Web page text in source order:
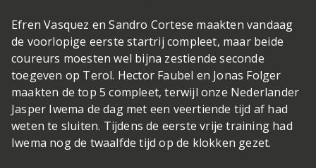
Efren Vasquez en Sandro Cortese maakten vandaag
de voorlopige eerste startrij compleet, maar beide
coureurs moesten wel bijna zestiende seconde
toegeven op Terol. Hector Faubel en Jonas Folger
maakten de top 5 compleet, terwijl onze Nederlander
Jasper Iwema de dag met een veertiende tijd af had
weten te sluiten. Tijdens de eerste vrije training had
Iwema nog de twaalfde tijd op de klokken gezet.